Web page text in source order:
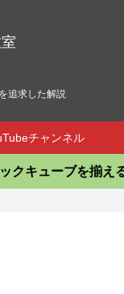
追求した解説
チャンネル
キューブを揃える